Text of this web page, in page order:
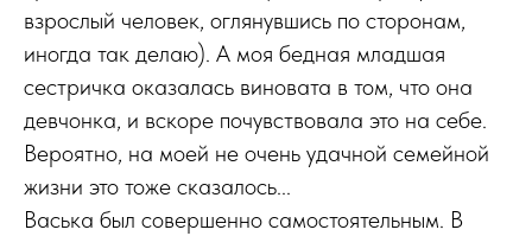
взрослый человек, оглянувшись по сторонам,
иногда так делаю). А моя бедная младшая
сестричка оказалась виновата в том, что она
девчонка, и вскоре почувствовала это на себе.
Вероятно, на моей не очень удачной семейной
жизни это тоже сказалось...
Васька был совершенно самостоятельным. В